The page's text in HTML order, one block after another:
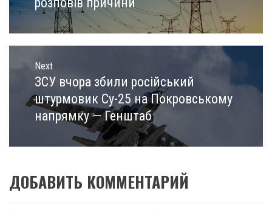
Next
Next
post:
ЗСУ вчора збили російський
штурмовик Су-25 на Покровському
напрямку — Генштаб
ДОБАВИТЬ КОММЕНТАРИЙ